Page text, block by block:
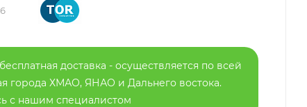
доставка - осуществляется по всей
города ХМАО, ЯНАО и Дальнего востока.
с нашим специалистом